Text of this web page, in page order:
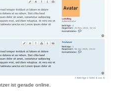
ist gerade online.